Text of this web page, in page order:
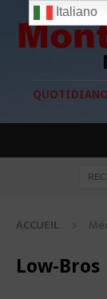
ACCUEIL
Low-Bros
Italiano